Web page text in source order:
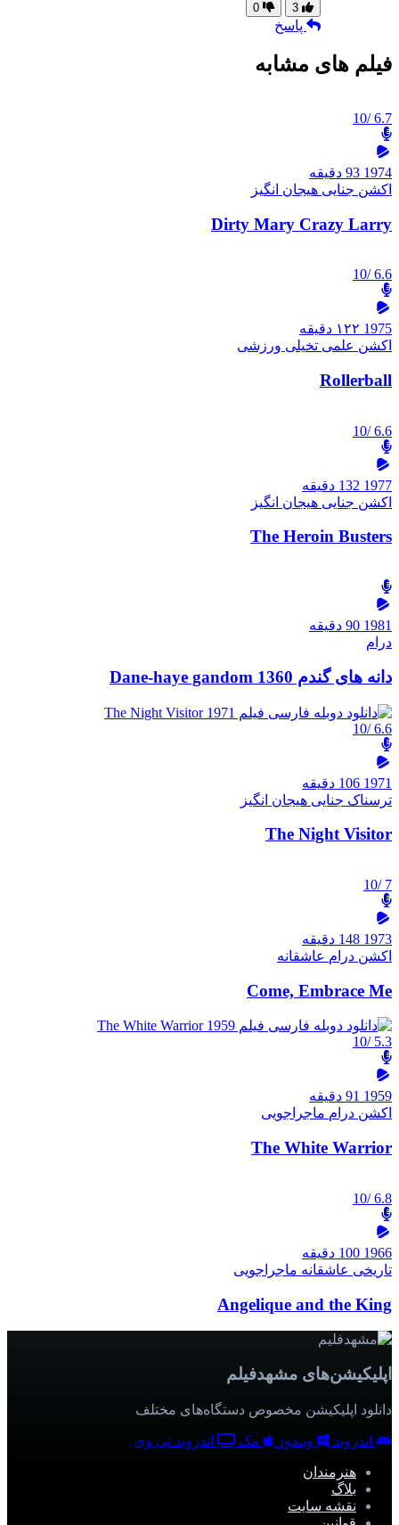
3
0
پاسخ
فیلم های مشابه
6.7
/10
1974 93 دقیقه
اکشن جنایی هیجان انگیز
Dirty Mary Crazy Larry
6.6
/10
1975 ۱۲۲ دقیقه
اکشن علمی تخیلی ورزشی
Rollerball
6.6
/10
1977 132 دقیقه
اکشن جنایی هیجان انگیز
The Heroin Busters
1981 90 دقیقه
درام
دانه های گندم 1360 Dane-haye gandom
6.6
/10
1971 106 دقیقه
ترسناک جنایی هیجان انگیز
The Night Visitor
7
/10
1973 148 دقیقه
اکشن درام عاشقانه
Come, Embrace Me
5.3
/10
1959 91 دقیقه
اکشن درام ماجراجویی
The White Warrior
6.8
/10
1966 100 دقیقه
تاریخی عاشقانه ماجراجویی
Angelique and the King
اپلیکیشن‌های مشهدفیلم
دانلود اپلیکیشن مخصوص دستگاه‌های مختلف
اندروید ویندوز مک اندروید تی وی
هنرمندان
بلاگ
نقشه سایت